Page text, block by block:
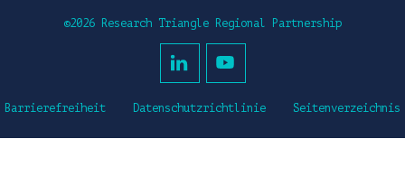
©2026 Research Triangle Regional Partnership
Barrierefreiheit Datenschutzrichtlinie Seitenverzeichnis